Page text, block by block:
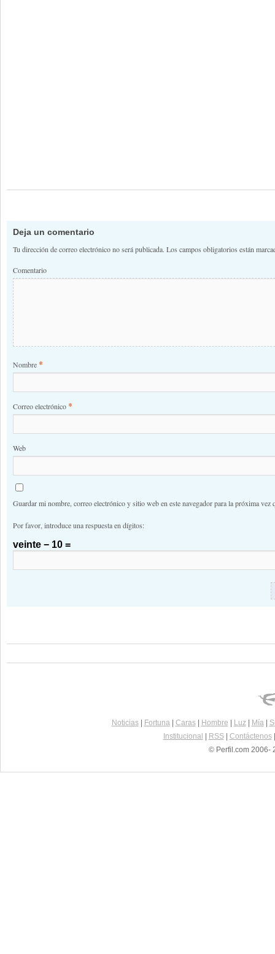
Deja un comentario
Tu dirección de correo electrónico no será publicada. Los campos obligatorios están
Comentario
Nombre *
Correo electrónico *
Web
Guardar mi nombre, correo electrónico y sitio web en este navegador para la próxima vez
Por favor, introduce una respuesta en dígitos:
veinte − 10 =
Noticias| Fortuna| Caras| Hombre Luz| Mía|
Institucional
RSS| Contáctenos
© Perfil.com 2006-